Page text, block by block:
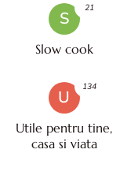
S
Slow cook
21
U
Utile pentru tine,
casa si viata
134